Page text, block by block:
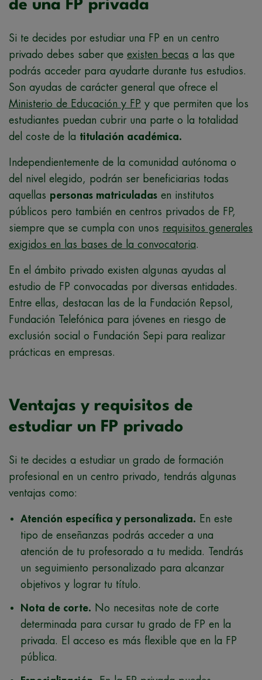
de una FP privada
Si te decides por estudiar una FP en un centro
privado debes saber que existen becas a las que
podrás acceder para ayudarte durante tus estudios.
Son ayudas de carácter general que ofrece el
Ministerio de Educación y FP y que permiten que los
estudiantes puedan cubrir una parte o la totalidad
del coste de la titulación académica.
Independientemente de la comunidad autónoma o
del nivel elegido, podrán ser beneficiarias todas
aquellas personas matriculadas en institutos
públicos pero también en centros privados de FP,
siempre que se cumpla con unos requisitos generales
exigidos en las bases de la convocatoria.
En el ámbito privado existen algunas ayudas al
estudio de FP convocadas por diversas entidades.
Entre ellas, destacan las de la Fundación Repsol,
Fundación Telefónica para jóvenes en riesgo de
exclusión social o Fundación Sepi para realizar
prácticas en empresas.
Ventajas y requisitos de
estudiar un FP privado
Si te decides a estudiar un grado de formación
profesional en un centro privado, tendrás algunas
ventajas como:
Atención específica y personalizada. En este
tipo de enseñanzas podrás acceder a una
atención de tu profesorado a tu medida. Tendrás
un seguimiento personalizado para alcanzar
objetivos y lograr tu título.
Nota de corte. No necesitas note de corte
determinada para cursar tu grado de FP en la
privada. El acceso es más flexible que en la FP
pública.